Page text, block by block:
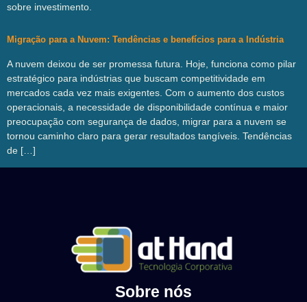
sobre investimento.
Migração para a Nuvem: Tendências e benefícios para a Indústria
A nuvem deixou de ser promessa futura. Hoje, funciona como pilar
estratégico para indústrias que buscam competitividade em
mercados cada vez mais exigentes. Com o aumento dos custos
operacionais, a necessidade de disponibilidade contínua e maior
preocupação com segurança de dados, migrar para a nuvem se
tornou caminho claro para gerar resultados tangíveis. Tendências
de […]
Sobre nós